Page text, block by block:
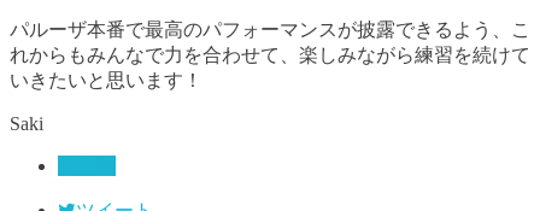
パルーザ本番で最高のパフォーマンスが披露できるよう、こ
れからもみんなで力を合わせて、楽しみながら練習を続けて
いきたいと思います！
Saki